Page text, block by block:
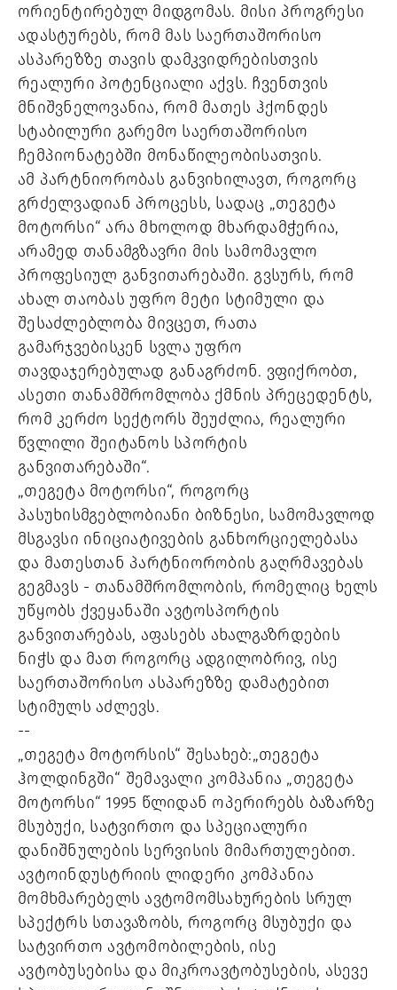
ორიენტირებულ მიდგომას. მისი პროგრესი
ადასტურებს, რომ მას საერთაშორისო
ასპარეზზე თავის დამკვიდრებისთვის
რეალური პოტენციალი აქვს. ჩვენთვის
მნიშვნელოვანია, რომ მათეს ჰქონდეს
სტაბილური გარემო საერთაშორისო
ჩემპიონატებში მონაწილეობისათვის.
ამ პარტნიორობას განვიხილავთ, როგორც
გრძელვადიან პროცესს, სადაც „თეგეტა
მოტორსი“ არა მხოლოდ მხარდამჭერია,
არამედ თანამგზავრი მის სამომავლო
პროფესიულ განვითარებაში. გვსურს, რომ
ახალ თაობას უფრო მეტი სტიმული და
შესაძლებლობა მივცეთ, რათა
გამარჯვებისკენ სვლა უფრო
თავდაჯერებულად განაგრძონ. ვფიქრობთ,
ასეთი თანამშრომლობა ქმნის პრეცედენტს,
რომ კერძო სექტორს შეუძლია, რეალური
წვლილი შეიტანოს სპორტის
განვითარებაში“.
„თეგეტა მოტორსი“, როგორც
პასუხისმგებლობიანი ბიზნესი, სამომავლოდ
მსგავსი ინიციატივების განხორციელებასა
და მათესთან პარტნიორობის გაღრმავებას
გეგმავს - თანამშრომლობის, რომელიც ხელს
უწყობს ქვეყანაში ავტოსპორტის
განვითარებას, აფასებს ახალგაზრდების
ნიჭს და მათ როგორც ადგილობრივ, ისე
საერთაშორისო ასპარეზზე დამატებით
სტიმულს აძლევს.
--
„თეგეტა მოტორსის“ შესახებ:„თეგეტა
ჰოლდინგში“ შემავალი კომპანია „თეგეტა
მოტორსი“ 1995 წლიდან ოპერირებს ბაზარზე
მსუბუქი, სატვირთო და სპეციალური
დანიშნულების სერვისის მიმართულებით.
ავტოინდუსტრიის ლიდერი კომპანია
მომხმარებელს ავტომომსახურების სრულ
სპექტრს სთავაზობს, როგორც მსუბუქი და
სატვირთო ავტომობილების, ისე
ავტობუსებისა და მიკროავტობუსების, ასევე